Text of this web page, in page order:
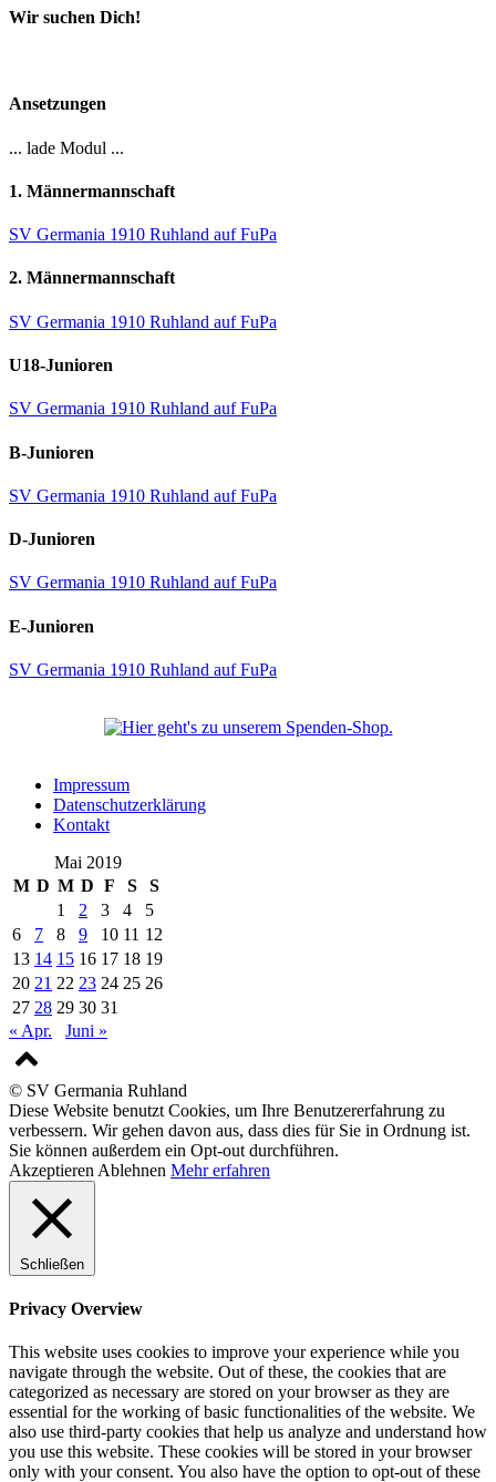
Wir suchen Dich!
Ansetzungen
... lade Modul ...
1. Männermannschaft
SV Germania 1910 Ruhland auf FuPa
2. Männermannschaft
SV Germania 1910 Ruhland auf FuPa
U18-Junioren
SV Germania 1910 Ruhland auf FuPa
B-Junioren
SV Germania 1910 Ruhland auf FuPa
D-Junioren
SV Germania 1910 Ruhland auf FuPa
E-Junioren
SV Germania 1910 Ruhland auf FuPa
Impressum
Datenschutzerklärung
Kontakt
Mai 2019
M D M D F S
S
1
2 3 4
5
6
7 8 9 10 11 12
13 14 15 16 17 18 19
20 21 22 23 24 25 26
27 28 29 30 31
« Apr.
Juni »
© SV Germania Ruhland
Diese Website benutzt Cookies, um Ihre Benutzererfahrung zu
verbessern. Wir gehen davon aus, dass dies für Sie in Ordnung ist.
Sie können außerdem ein Opt-out durchführen.
Akzeptieren Ablehnen Mehr erfahren
Schließen
Privacy Overview
This website uses cookies to improve your experience while you
navigate through the website. Out of these, the cookies that are
categorized as necessary are stored on your browser as they are
essential for the working of basic functionalities of the website. We
also use third-party cookies that help us analyze and understand how
you use this website. These cookies will be stored in your browser
only with your consent. You also have the option to opt-out of these